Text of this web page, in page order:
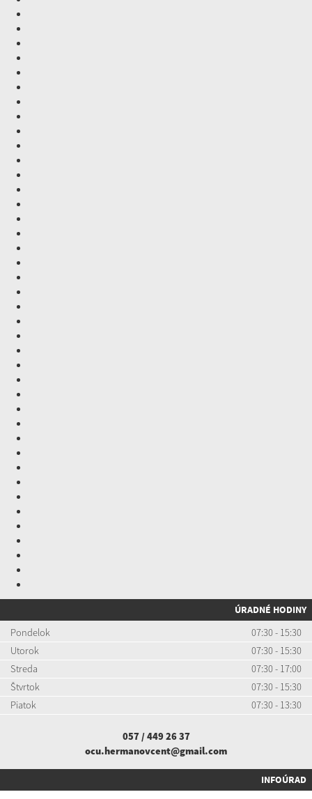
ÚRADNÉ HODINY
Pondelok
07:30 - 15:30
Utorok
07:30 - 15:30
Streda
07:30 - 17:00
Štvrtok
07:30 - 15:30
Piatok
07:30 - 13:30
057 / 449 26 37
ocu.hermanovcent@gmail.com
INFOÚRAD